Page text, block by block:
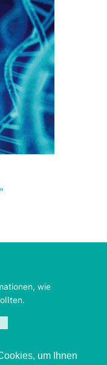
wie
um Ihnen